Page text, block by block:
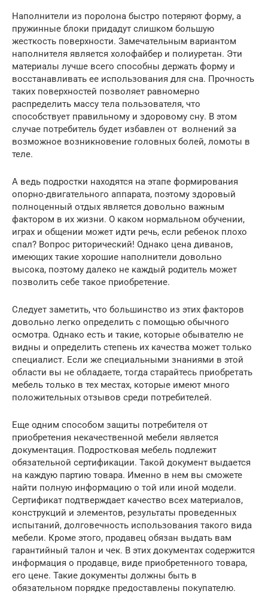
Наполнители из поролона быстро потеряют форму, а
пружинные блоки придадут слишком большую
жесткость поверхности. Замечательным вариантом
наполнителя является холофайбер и полиуретан. Эти
материалы лучше всего способны держать форму и
восстанавливать ее использования для сна. Прочность
таких поверхностей позволяет равномерно
распределить массу тела пользователя, что
способствует правильному и здоровому сну. В этом
случае потребитель будет избавлен от волнений за
возможное возникновение головных болей, ломоты в
теле.
А ведь подростки находятся на этапе формирования
опорно-двигательного аппарата, поэтому здоровый
полноценный отдых является довольно важным
фактором в их жизни. О каком нормальном обучении,
играх и общении может идти речь, если ребенок плохо
спал? Вопрос риторический! Однако цена диванов,
имеющих такие хорошие наполнители довольно
высока, поэтому далеко не каждый родитель может
позволить себе такое приобретение.
Следует заметить, что большинство из этих факторов
довольно легко определить с помощью обычного
осмотра. Однако есть и такие, которые обывателю не
видны и определить степень их качества может только
специалист. Если же специальными знаниями в этой
области вы не обладаете, тогда старайтесь приобретать
мебель только в тех местах, которые имеют много
положительных отзывов среди потребителей.
Еще одним способом защиты потребителя от
приобретения некачественной мебели является
документация. Подростковая мебель подлежит
обязательной сертификации. Такой документ выдается
на каждую партию товара. Именно в нем вы сможете
найти полную информацию о той или иной модели.
Сертификат подтверждает качество всех материалов,
конструкций и элементов, результаты проведенных
испытаний, долговечность использования такого вида
мебели. Кроме этого, продавец обязан выдать вам
гарантийный талон и чек. В этих документах содержится
информация о продавце, виде приобретенного товара,
его цене. Такие документы должны быть в
обязательном порядке предоставлены покупателю.